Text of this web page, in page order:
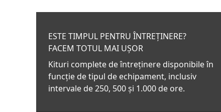
ESTE TIMPUL PENTRU ÎNTREȚINERE?
FACEM TOTUL MAI UȘOR
Kituri complete de întreținere disponibile în
funcție de tipul de echipament, inclusiv
intervale de 250, 500 și 1.000 de ore.